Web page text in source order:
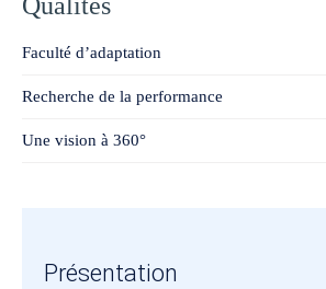
Faculté d’adaptation
Recherche de la performance
Une vision à 360°
Présentation